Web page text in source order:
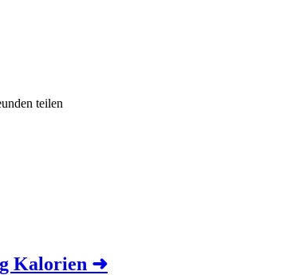
teilen
Kalorien ➜